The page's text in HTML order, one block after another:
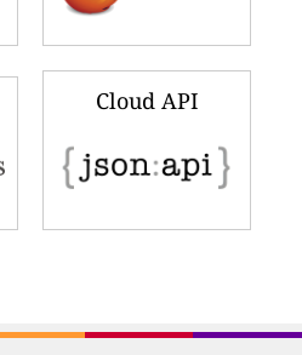
Cloud API